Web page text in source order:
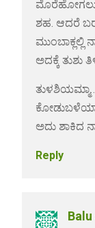
ಮೊರೆಹೋಗಲು
ಶಹ. ಆದರೆ
ಮುಂಬಾಕ್ಲಲ್ಲಿ
ಅದಕ್ಕೆ ತುಶು
ಅದು ಶಾಕಿದ
Reply
Balu